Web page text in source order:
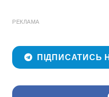
РЕКЛАМА
ПІДПИСАТИСЬ